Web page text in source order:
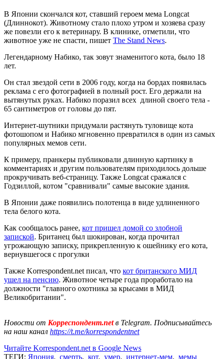
В Японии скончался кот, ставший героем мема Longcat
(Длиннокот). Животному стало плохо утром и хозяева сразу
же повезли его к ветеринару. В клинике, отметили, что
животное уже не спасти, пишет The Stand News.
Легендарному Набико, так зовут знаменитого кота, было 18
лет.
Он стал звездой сети в 2006 году, когда на бордах появилась
реклама с его фотографией в полный рост. Его держали на
вытянутых руках. Набико поразил всех длиной своего тела -
65 сантиметров от головы до пят.
Интернет-шутники придумали растянуть туловище кота
фотошопом и Набико мгновенно превратился в один из самых
популярных мемов сети.
К примеру, пранкеры публиковали длинную картинку в
комментариях и другим пользователям приходилось дольше
прокручивать веб-страницу. Также Longcat сражался с
Годзиллой, котом "сравнивали" самые высокие здания.
В Японии даже появились полотенца в виде удлиненного
тела белого кота.
Как сообщалось ранее, кот пришел домой со злобной
запиской. Британец был шокирован, когда прочитал
угрожающую записку, прикрепленную к ошейнику его кота,
вернувшегося с прогулки
Также Korrespondent.net писал, что кот британского МИД
ушел на пенсию. Животное четыре года проработало на
должности "главного охотника за крысами в МИД
Великобритании".
Новости от Корреспондент.netв Telegram. Подписывайтесь
на наш канал https://t.me/korrespondentnet
Читайте Korrespondent.net в Google News
ТЕГИ: Япония, смерть, кот, умер, интернет-мем, мемы